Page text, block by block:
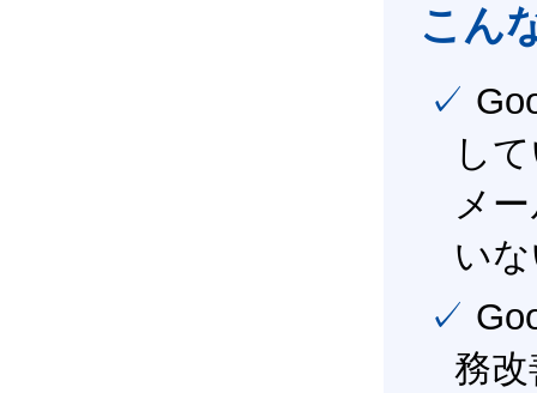
こん
✓ Google Workspace（旧G Suite） を社内で導入
し
メ
い
✓ Google Workspace（旧G Suite） を活用し、業
務